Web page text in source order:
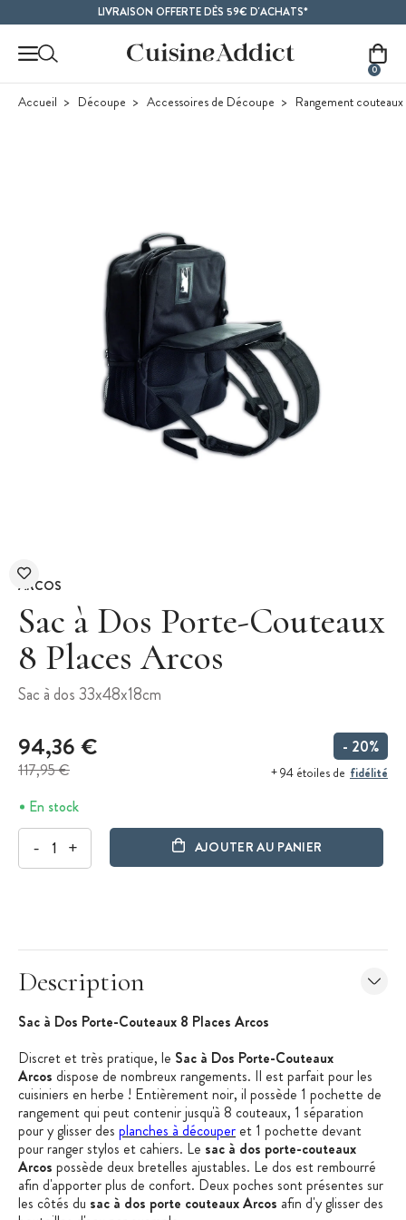
LIVRAISON OFFERTE DÈS 59€ D'ACHATS*
0
Accueil Découpe Accessoires de Découpe Rangement couteaux
ARCOS
Sac à Dos Porte-Couteaux
8 Places Arcos
Sac à dos 33x48x18cm
94,36 €
117,95 €
- 20%
+ 94 étoiles de fidélité
En stock
- + AJOUTER AU PANIER
Description
Sac à Dos Porte-Couteaux 8 Places Arcos
Discret et très pratique, le Sac à Dos Porte-Couteaux
Arcos dispose de nombreux rangements. Il est parfait pour les
cuisiniers en herbe ! Entièrement noir, il possède 1 pochette de
rangement qui peut contenir jusqu'à 8 couteaux, 1 séparation
pour y glisser des planches à découper et 1 pochette devant
pour ranger stylos et cahiers. Le sac à dos porte-couteaux
Arcos possède deux bretelles ajustables. Le dos est rembourré
afin d'apporter plus de confort. Deux poches sont présentes sur
les côtés du sac à dos porte couteaux Arcos afin d'y glisser des